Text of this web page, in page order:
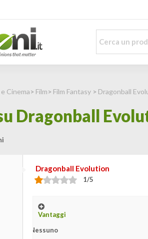
Cinema> Film> Film Fantasy > Dragonball
Dragonball
Dragonball Evolution
1/5
Vantaggi
Nessuno